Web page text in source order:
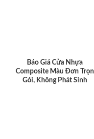
Báo Giá Cửa Nhựa
Composite Màu Đơn Trọn
Gói, Không Phát Sinh